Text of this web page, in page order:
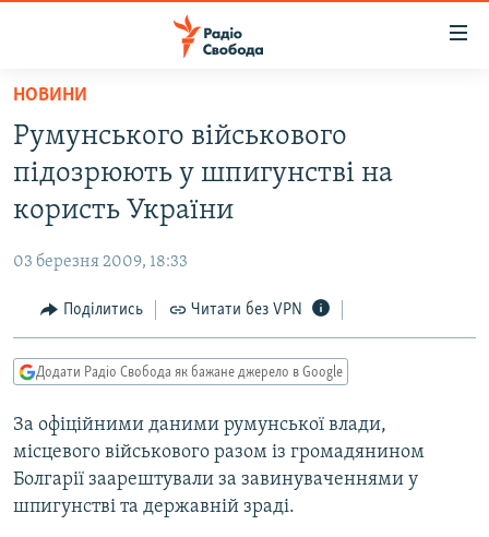
Перейти
основного
матеріалу
до
основної
навігації
Перейти
до
пошуку
ВСЕ ЗА ДОБУ
ЕКОНОМІКА
СУСПІЛЬСТВО
УКРАЇНА
РОСІЙСЬКА «ФІЛЬТРАЦІЯ»
ДОНБАС.РЕАЛІЇ
ТИ ЯК?
СХЕМИ
КИТАЙ.ВИКЛИКИ
МУЛЬТИМЕДІА
НОВИНИ
Румунського військового
підозрюють у шпигунстві на
користь України
03 березня 2009, 18:33
Поділитись Читати без VPN
Додати Радіо Свобода як бажане джерело в Google
За офіційними даними румунської влади,
місцевого військового разом із громадянином
Болгарії заарештували за завинуваченнями у
шпигунстві та державній зраді.